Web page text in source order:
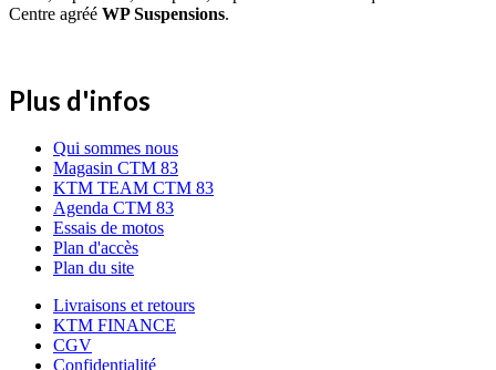
Centre agréé WP Suspensions.
Plus d'infos
Qui sommes nous
Magasin CTM 83
KTM TEAM CTM 83
Agenda CTM 83
Essais de motos
Plan d'accès
Plan du site
Livraisons et retours
KTM FINANCE
CGV
Confidentialité